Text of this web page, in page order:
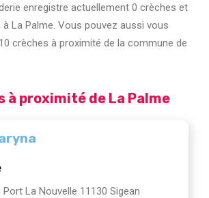
enregistre actuellement 0 crèches et
La Palme. Vous pouvez aussi vous
crèches à proximité de la commune de
à proximité de La Palme
Port La Nouvelle 11130 Sigean